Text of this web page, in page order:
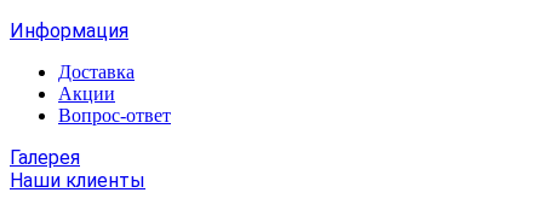
Информация
Доставка
Акции
Вопрос-ответ
Галерея
Наши клиенты